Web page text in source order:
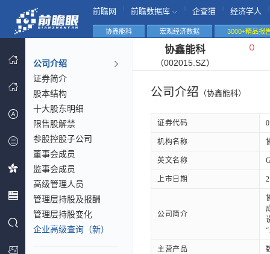
前瞻网 前瞻数据库 企查猫 经济学人
协鑫能科 宏观经济数据 3000+精品报
公司介绍
证券简介
股本结构
十大股东明细
限售股解禁
参股控股子公司
董事会成员
监事会成员
高级管理人员
管理层持股及报酬
管理层持股变化
企业高级查询（新）
协鑫能科
（002015.SZ）
（）
公司介绍 （协鑫能科）
证券代码
机构名称
英文名称
上市日期
公司简介
主营产品